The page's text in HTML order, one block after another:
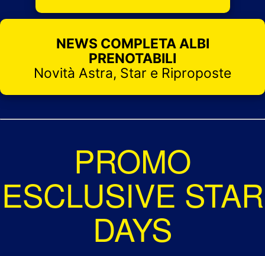
CARTOLERIA PUNTO SCUOLA
CASTEL SAN GIORGIO (SA)
CARTOONCULT TAMLATOY
CASTELLAMMARE DI STABIA (NA)
DIVAGO
NEWS COMPLETA ALBI
PRENOTABILI
Novità Astra, Star e Riproposte
PROMO
ESCLUSIVE STAR
DAYS